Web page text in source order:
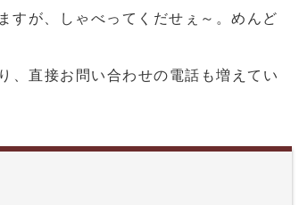
すが、しゃべってくだせぇ～。めんど
、直接お問い合わせの電話も増えてい